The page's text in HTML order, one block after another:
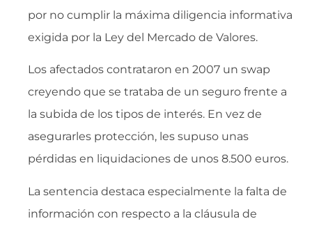
por no cumplir la máxima diligencia informativa
exigida por la Ley del Mercado de Valores.
Los afectados contrataron en 2007 un swap
creyendo que se trataba de un seguro frente a
la subida de los tipos de interés. En vez de
asegurarles protección, les supuso unas
pérdidas en liquidaciones de unos 8.500 euros.
La sentencia destaca especialmente la falta de
información con respecto a la cláusula de